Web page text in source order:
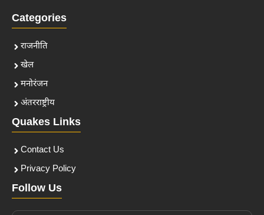
Categories
राजनीति
खेल
मनोरंजन
अंतरराष्ट्रीय
Quakes Links
Contact Us
Privacy Policy
Follow Us